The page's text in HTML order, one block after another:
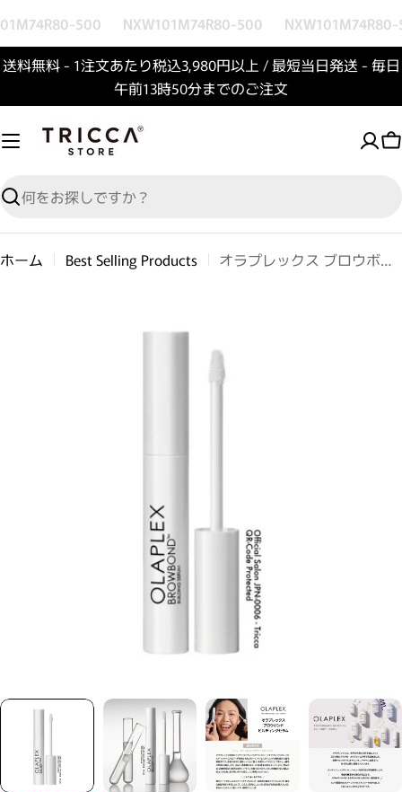
500 NXW101M74R80-500
NXW101M74R80-
送料無料 - 1注文あたり税込3,980円以上 / 最短当日発送 - 毎日
午前13時50分までのご注文
検索
ホーム Best Selling Products
オラプレックス ブロウボンド ビルディング セラム